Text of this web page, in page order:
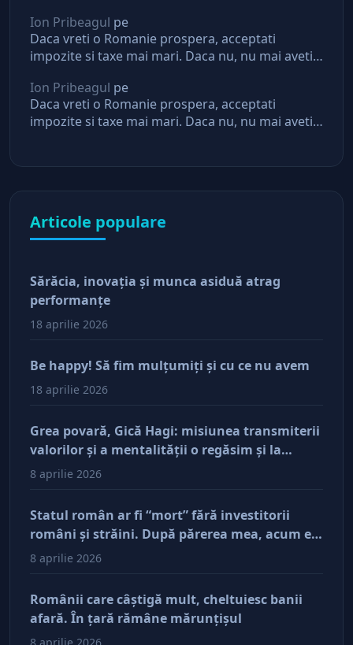
Ion Pribeagul pe
Daca vreti o Romanie prospera, acceptati
impozite si taxe mai mari. Daca nu, nu mai aveti
Ion Pribeagul pe
Daca vreti o Romanie prospera, acceptati
impozite si taxe mai mari. Daca nu, nu mai aveti
Articole populare
Sărăcia, inovaţia şi munca asiduă atrag
performanţe
18 aprilie 2026
Be happy! Să fim mulţumiţi şi cu ce nu avem
18 aprilie 2026
Grea povară, Gică Hagi: misiunea transmiterii
valorilor şi a mentalităţii o regăsim şi la
antreprenorii care vor să-și lase moştenire
afacerile
8 aprilie 2026
Statul român ar fi “mort” fără investitorii
români şi străini. După părerea mea, acum e
doar pe perfuzii şi încă nu face diferenţa între
cine îl tine în viaţă şi cine i-a făcut rău
8 aprilie 2026
Românii care câştigă mult, cheltuiesc banii
afară. În ţară rămâne mărunţişul
8 aprilie 2026